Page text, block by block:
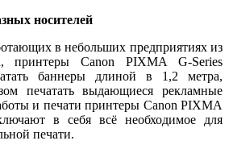
носителей
в небольших предприятиях из
принтеры Canon PIXMA G-Series
баннеры длиной в 1,2 метра,
печатать выдающиеся рекламные
и печати принтеры Canon PIXMA
в себя всё необходимое для
печати.